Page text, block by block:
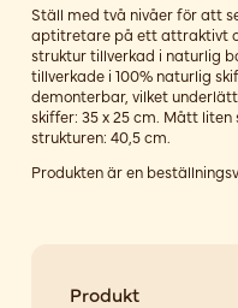
Ställ med två nivåer för att
aptitretare på ett attraktivt
struktur tillverkad i naturlig
tillverkade i 100% naturlig
demonterbar, vilket
skiffer: 35 x 25 cm. Mått liten
strukturen: 40,5 cm.
Produkten är en
Produkt